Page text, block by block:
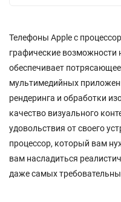
Телефоны Apple с
графические возможности
обеспечивает
мультимедийных
рендеринга и обработки
качество визуального
удовольствия от своего
процессор, который вам
вам насладиться
даже самых